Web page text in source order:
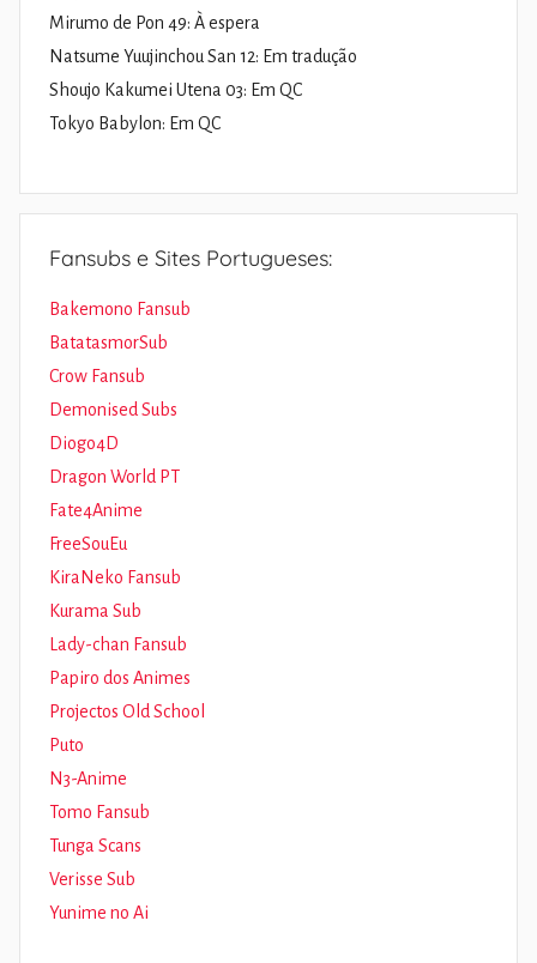
Mirumo de Pon 49: À espera
Natsume Yuujinchou San 12: Em tradução
Shoujo Kakumei Utena 03: Em QC
Tokyo Babylon: Em QC
Fansubs e Sites Portugueses:
Bakemono Fansub
BatatasmorSub
Crow Fansub
Demonised Subs
Diogo4D
Dragon World PT
Fate4Anime
FreeSouEu
KiraNeko Fansub
Kurama Sub
Lady-chan Fansub
Papiro dos Animes
Projectos Old School
Puto
N3-Anime
Tomo Fansub
Tunga Scans
Verisse Sub
Yunime no Ai